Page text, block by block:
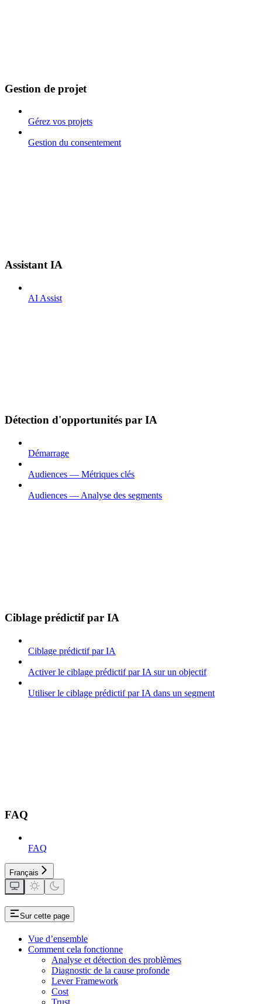
Gestion de projet
Gérez vos projets
Gestion du consentement
Assistant IA
AI Assist
Détection d'opportunités par IA
Démarrage
Audiences — Métriques clés
Audiences — Analyse des segments
Ciblage prédictif par IA
Ciblage prédictif par IA
Activer le ciblage prédictif par IA sur un objectif
Utiliser le ciblage prédictif par IA dans un segment
FAQ
FAQ
Français
Sur cette page
Vue d’ensemble
Comment cela fonctionne
Analyse et détection des problèmes
Diagnostic de la cause profonde
Lever Framework
Cost
Trust